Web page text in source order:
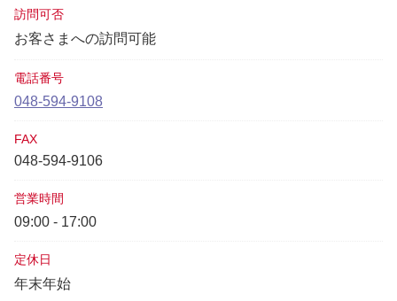
訪問可否
お客さまへの訪問可能
電話番号
048-594-9108
FAX
048-594-9106
営業時間
09:00 - 17:00
定休日
年末年始